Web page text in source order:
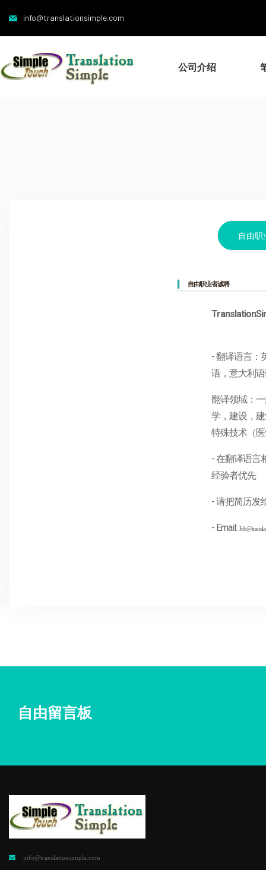
info@translationsimple.com
公司介绍
自由职
自由职业者诚聘
- 翻译语言：
语，意大利
翻译领域：
学，建设，
特殊技术（
- 在翻译语言
经验者优先
- 请把简历发
- Email:
自由留言板
info@translationsimple.com